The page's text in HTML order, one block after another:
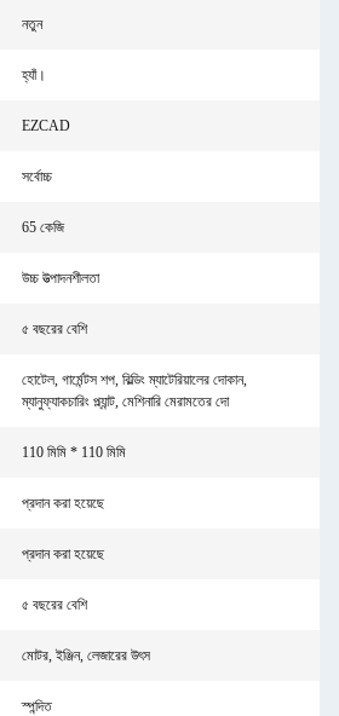
নতুন
হ্যাঁ।
EZCAD
সর্বোচ্চ
65 কেজি
উচ্চ উত্পাদনশীলতা
৫ বছরের বেশি
হোটেল, গার্মেন্টস শপ, বিল্ডিং ম্যাটেরিয়ালের দোকান,
ম্যানুফ্যাকচারিং প্ল্যান্ট, মেশিনারি মেরামতের দো
110 মিমি * 110 মিমি
প্রদান করা হয়েছে
প্রদান করা হয়েছে
৫ বছরের বেশি
মোটর, ইঞ্জিন, লেজারের উৎস
স্পন্দিত